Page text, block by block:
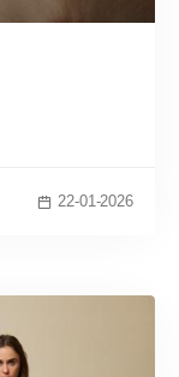
22-01-2026